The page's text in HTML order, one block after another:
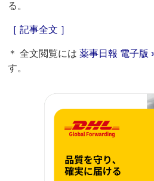
る。
［ 記事全文 ］
＊ 全文閲覧には薬事日報 電子版
す。